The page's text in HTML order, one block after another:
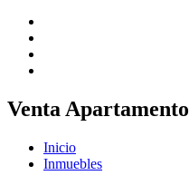
Venta Apartamento
Inicio
Inmuebles